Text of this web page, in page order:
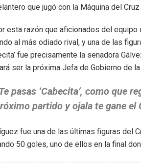
que jugó con la Máquina del
esta razón que aficionados del
al más odiado rival, y una de las
fue precisamente la senadora
ser la próxima Jefa de Gobierno de la
pasas ‘Cabecita’, como que
partido y ojala te gane el
fue una de las últimas figuras del
50 goles, uno de ellos en la final